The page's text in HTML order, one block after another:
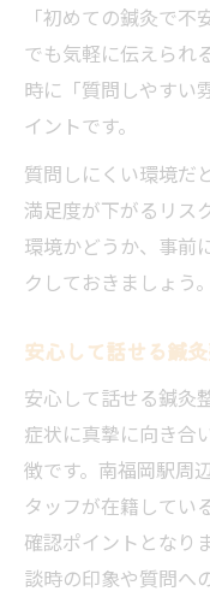
「初めての鍼灸で
でも気軽に伝えられ
時に「質問しやすい
イントです。
質問しにくい環境だ
満足度が下がるリス
環境かどうか、事前
クしておきましょう。
安心して話せる鍼
安心して話せる鍼灸
症状に真摯に向き合
徴です。南福岡駅周
タッフが在籍してい
確認ポイントとなり
談時の印象や質問へ